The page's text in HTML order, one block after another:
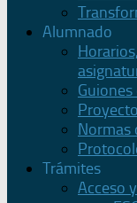
Alumnado
Normas
Trámites
Acceso